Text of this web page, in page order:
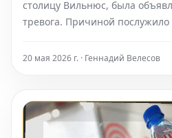
столицу Вильнюс, была
тревога. Причиной
аппарата (БПЛА) в воздушное
20 мая 2026 г. · Геннадий Велесов